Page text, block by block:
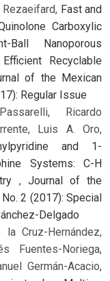
Rezaeifard, Fast and
Carboxylic
Nanoporous
Recyclable
of the Mexican
Regular Issue
Ricardo
Luis A. Oro,
and 1-
Systems: C-H
, Journal of the
2 (2017): Special
Delgado
la Cruz-Hernández,
Fuentes-Noriega,
Germán-Acacio,